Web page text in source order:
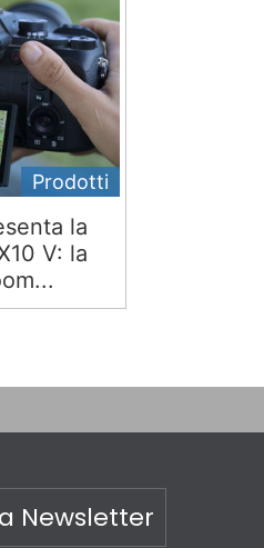
Prodotti
la
V: la
Newsletter